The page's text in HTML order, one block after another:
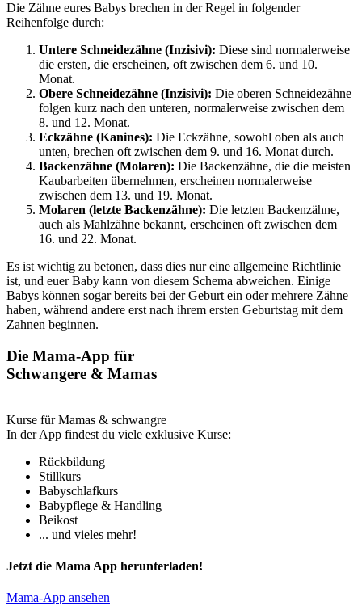
Die Zähne eures Babys brechen in der Regel in folgender
Reihenfolge durch:
Untere Schneidezähne (Inzisivi): Diese sind normalerweise
die ersten, die erscheinen, oft zwischen dem 6. und 10.
Monat.
Obere Schneidezähne (Inzisivi): Die oberen Schneidezähne
folgen kurz nach den unteren, normalerweise zwischen dem
8. und 12. Monat.
Eckzähne (Kanines): Die Eckzähne, sowohl oben als auch
unten, brechen oft zwischen dem 9. und 16. Monat durch.
Backenzähne (Molaren): Die Backenzähne, die die meisten
Kaubarbeiten übernehmen, erscheinen normalerweise
zwischen dem 13. und 19. Monat.
Molaren (letzte Backenzähne): Die letzten Backenzähne,
auch als Mahlzähne bekannt, erscheinen oft zwischen dem
16. und 22. Monat.
Es ist wichtig zu betonen, dass dies nur eine allgemeine Richtlinie
ist, und euer Baby kann von diesem Schema abweichen. Einige
Babys können sogar bereits bei der Geburt ein oder mehrere Zähne
haben, während andere erst nach ihrem ersten Geburtstag mit dem
Zahnen beginnen.
Die Mama-App für
Schwangere & Mamas
Kurse für Mamas & schwangre
In der App findest du viele exklusive Kurse:
Rückbildung
Stillkurs
Babyschlafkurs
Babypflege & Handling
Beikost
... und vieles mehr!
Jetzt die Mama App herunterladen!
Mama-App ansehen